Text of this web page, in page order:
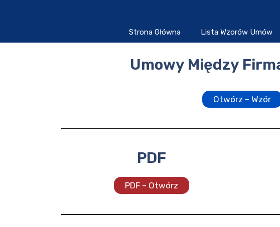
Strona Główna Lista Wzorów Umów
Umowy Między
Otwórz – Wzór
PDF
PDF – Otwórz